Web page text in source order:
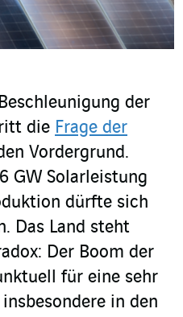
der
die Frage der
Vordergrund.
GW Solarleistung
dürfte sich
Das Land steht
Der Boom der
für eine sehr
in den